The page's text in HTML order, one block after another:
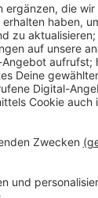
Leichlingen.
zwischen
sind